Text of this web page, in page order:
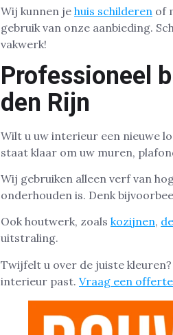
Wij kunnen je huis schilderen of
gebruik van onze aanbieding.
vakwerk!
Professioneel
den Rijn
Wilt u uw interieur een nieuwe
staat klaar om uw muren,
Wij gebruiken alleen verf van
onderhouden is. Denk
Ook houtwerk, zoals kozijnen,
uitstraling.
Twijfelt u over de juiste
interieur past. Vraag een